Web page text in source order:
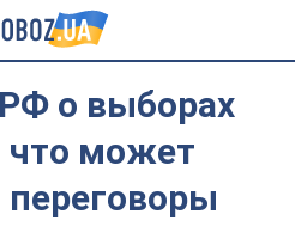
о выборах
что может